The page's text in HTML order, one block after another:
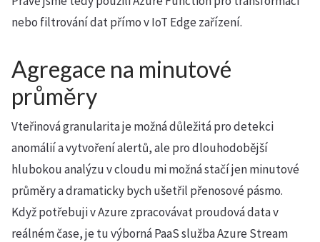
nebo filtrování dat přímo v IoT Edge zařízení.
Agregace na minutové
průměry
Vteřinová granularita je možná důležitá pro detekci
anomálií a vytvoření alertů, ale pro dlouhodobější
hlubokou analýzu v cloudu mi možná stačí jen minutové
průměry a dramaticky bych ušetřil přenosové pásmo.
Když potřebuji v Azure zpracovávat proudová data v
reálném čase, je tu výborná PaaS služba Azure Stream